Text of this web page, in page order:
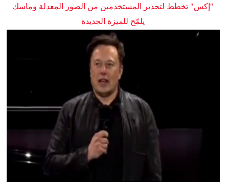
"إكس" تخطط لتحذير المستخدمين من الصور المعدلة وماسك
يلمّح للميزة الجديدة